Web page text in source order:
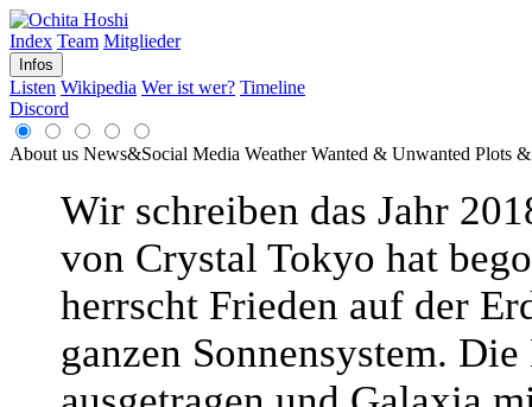
Index Team Mitglieder
Infos
Listen Wikipedia Wer ist wer? Timeline
Discord
About us News&Social Media Weather Wanted & Unwanted Plots
Wir schreiben das Jahr
von Crystal Tokyo hat
herrscht Frieden auf der
ganzen Sonnensystem.